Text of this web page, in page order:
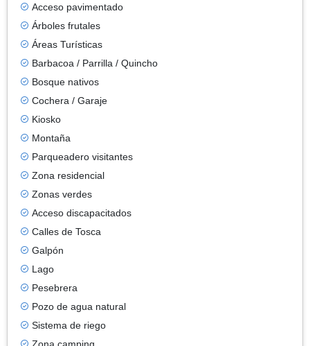
Acceso pavimentado
Árboles frutales
Áreas Turísticas
Barbacoa / Parrilla / Quincho
Bosque nativos
Cochera / Garaje
Kiosko
Montaña
Parqueadero visitantes
Zona residencial
Zonas verdes
Acceso discapacitados
Calles de Tosca
Galpón
Lago
Pesebrera
Pozo de agua natural
Sistema de riego
Zona camping